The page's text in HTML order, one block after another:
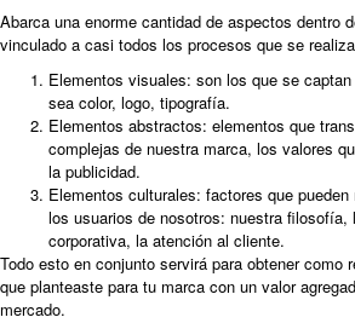
Abarca una enorme cantidad de aspectos dentro
vinculado a casi todos los procesos que se
Elementos visuales: son los que se
sea color, logo, tipografía.
Elementos abstractos: elementos que
complejas de nuestra marca, los valores
la publicidad.
Elementos culturales: factores que
los usuarios de nosotros: nuestra filosofía,
corporativa, la atención al cliente.
Todo esto en conjunto servirá para obtener como
que planteaste para tu marca con un valor
mercado.